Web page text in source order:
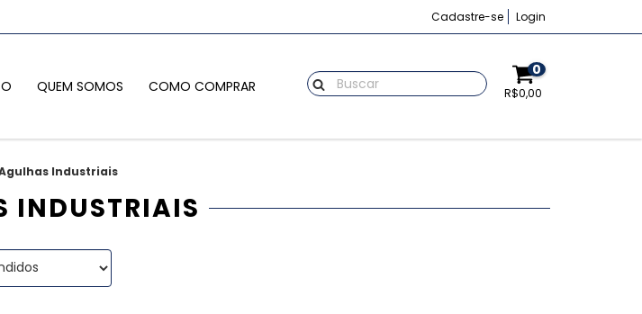
Cadastre-se Login
QUEM SOMOS COMO COMPRAR
0
R$0,00
Industriais
INDUSTRIAIS